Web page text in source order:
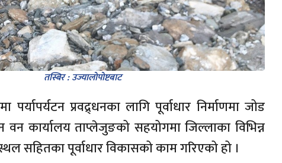
तस्बिर : उज्यालाेपाेष्टबाट
पर्यापर्यटन प्रवद्र्धनका लागि पूर्वाधार निर्माणमा जोड
कार्यालय ताप्लेजुङको सहयोगमा जिल्लाका विभिन्न
सहितका पूर्वाधार विकासको काम गरिएको हो ।